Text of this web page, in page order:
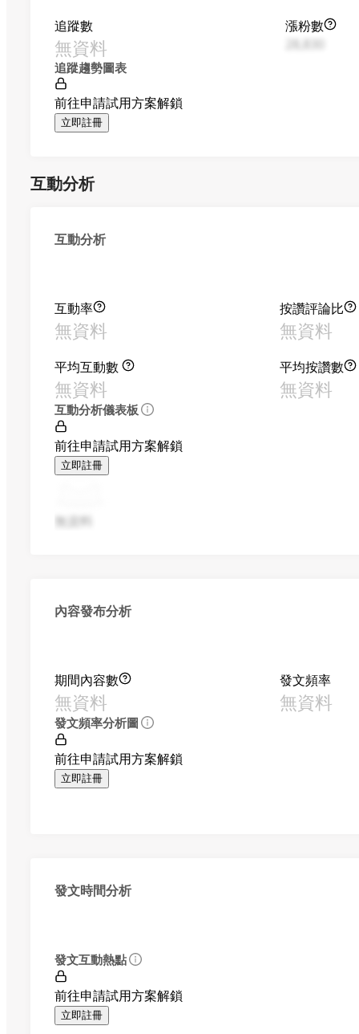
追蹤數
無資料
漲粉數
追蹤趨勢圖表
前往申請試用方案解鎖
立即註冊
互動分析
互動分析
互動率
無資料
按讚評論比
無資料
平均互動數
無資料
平均按讚數
無資料
互動分析儀表板
前往申請試用方案解鎖
立即註冊
無資料
內容發布分析
期間內容數
無資料
發文頻率
無資料
發文頻率分析圖
前往申請試用方案解鎖
立即註冊
發文時間分析
發文互動熱點
前往申請試用方案解鎖
立即註冊